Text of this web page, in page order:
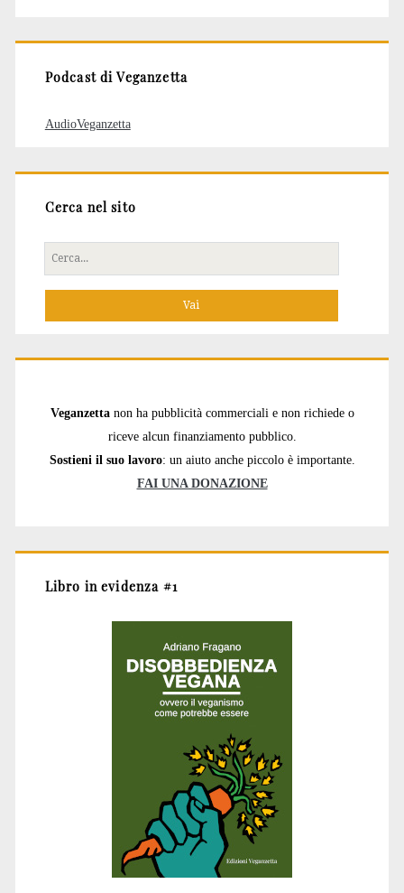
Podcast di Veganzetta
AudioVeganzetta
Cerca nel sito
Cerca
per:
Veganzetta non ha pubblicità commerciali e non richiede o
riceve alcun finanziamento pubblico.
Sostieni il suo lavoro: un aiuto anche piccolo è importante.
FAI UNA DONAZIONE
Libro in evidenza #1